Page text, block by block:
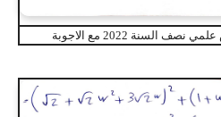
2022 مع الاجوبة